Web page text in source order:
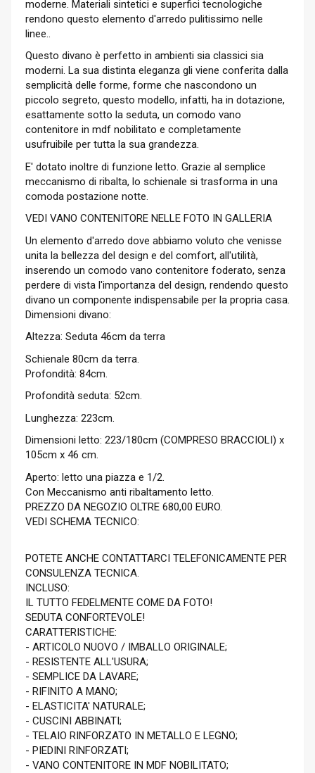
moderne. Materiali sintetici e superfici tecnologiche
rendono questo elemento d'arredo pulitissimo nelle
linee..
Questo divano è perfetto in ambienti sia classici sia
moderni. La sua distinta eleganza gli viene conferita dalla
semplicità delle forme, forme che nascondono un
piccolo segreto, questo modello, infatti, ha in dotazione,
esattamente sotto la seduta, un comodo vano
contenitore in mdf nobilitato e completamente
usufruibile per tutta la sua grandezza.
E' dotato inoltre di funzione letto. Grazie al semplice
meccanismo di ribalta, lo schienale si trasforma in una
comoda postazione notte.
VEDI VANO CONTENITORE NELLE FOTO IN GALLERIA
Un elemento d'arredo dove abbiamo voluto che venisse
unita la bellezza del design e del comfort, all'utilità,
inserendo un comodo vano contenitore foderato, senza
perdere di vista l'importanza del design, rendendo questo
divano un componente indispensabile per la propria casa.
Dimensioni divano:
Altezza: Seduta 46cm da terra
Schienale 80cm da terra.
Profondità: 84cm.
Profondità seduta: 52cm.
Lunghezza: 223cm.
Dimensioni letto: 223/180cm (COMPRESO BRACCIOLI) x
105cm x 46 cm.
Aperto: letto una piazza e 1/2.
Con Meccanismo anti ribaltamento letto.
PREZZO DA NEGOZIO OLTRE 680,00 EURO.
VEDI SCHEMA TECNICO:
POTETE ANCHE CONTATTARCI TELEFONICAMENTE PER
CONSULENZA TECNICA.
INCLUSO:
IL TUTTO FEDELMENTE COME DA FOTO!
SEDUTA CONFORTEVOLE!
CARATTERISTICHE:
- ARTICOLO NUOVO / IMBALLO ORIGINALE;
- RESISTENTE ALL'USURA;
- SEMPLICE DA LAVARE;
- RIFINITO A MANO;
- ELASTICITA' NATURALE;
- CUSCINI ABBINATI;
- TELAIO RINFORZATO IN METALLO E LEGNO;
- PIEDINI RINFORZATI;
- VANO CONTENITORE IN MDF NOBILITATO;